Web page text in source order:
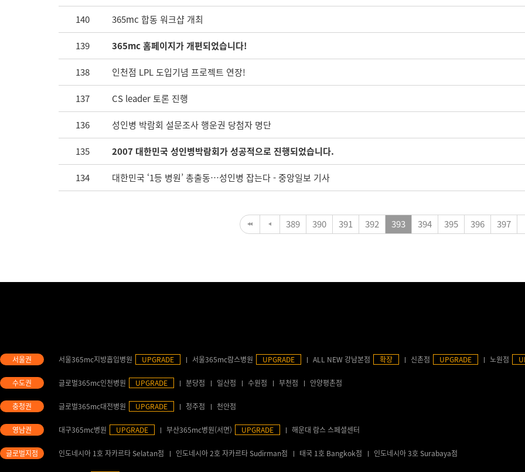
140 365mc 합동 워크샵 개최
139 365mc 홈페이지가 개편되었습니다!
138 인천점 LPL 도입기념 프로젝트 연장!
137 CS leader 토론 진행
136 성인병 박람회 설문조사 행운권 당첨자 명단
135 2007 대한민국 성인병박람회가 성공적으로 진행되었습니다.
134 대한민국 ‘1등 병원’ 총출동…성인병 잡는다 - 중앙일보 기사
389 390 391 392 393 394 395 396 397
서울365mc지방흡입병원 UPGRADE 서울365mc람스병원 UPGRADE ALL NEW 강남본점 확장 신촌점 UPGRADE 노원점
글로벌365mc인천병원 UPGRADE 분당점 일산점 수원점 부천점 안양평촌점
글로벌365mc대전병원 UPGRADE 청주점 천안점
대구365mc병원 UPGRADE 부산365mc병원(서면) UPGRADE 해운대 람스 스페셜센터
인도네시아 1호 자카르타 Selatan점 인도네시아 2호 자카르타 Sudirman점 태국 1호 Bangkok점 인도네시아 3호 Surabaya점